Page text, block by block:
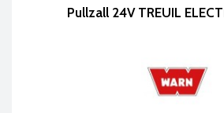
Pullzall 24V TREUIL